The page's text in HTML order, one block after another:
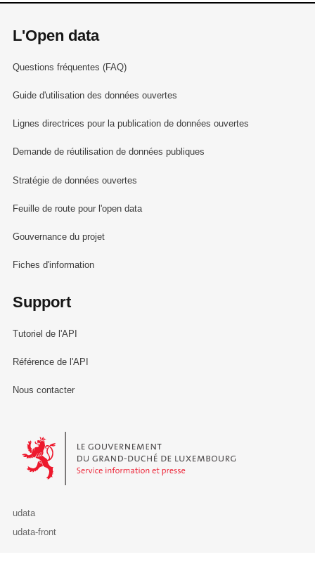
L'Open data
Questions fréquentes (FAQ)
Guide d'utilisation des données ouvertes
Lignes directrices pour la publication de données ouvertes
Demande de réutilisation de données publiques
Stratégie de données ouvertes
Feuille de route pour l'open data
Gouvernance du projet
Fiches d'information
Support
Tutoriel de l'API
Référence de l'API
Nous contacter
Le Gouvernement du Grand-Duché de Luxembourg - Service
udata
udata-front